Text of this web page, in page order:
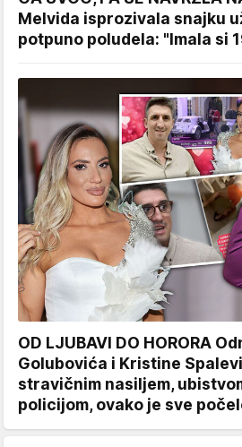
Melvida isprozivala snajku
potpuno poludela: "Imala si
OD LJUBAVI DO HORORA
Golubovića i Kristine
stravičnim nasiljem,
policijom, ovako je sve